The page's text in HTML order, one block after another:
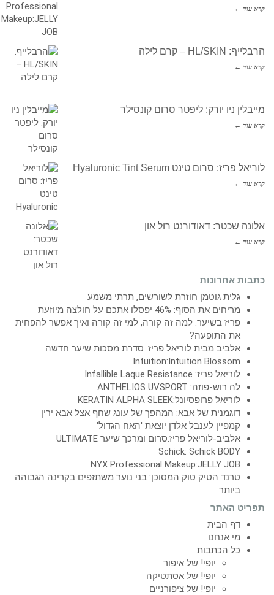
קרא עוד ←
הרבלייף: HL/SKIN – קרם לילה
קרא עוד ←
מייבלין ניו יורק: ליפטר סרום קונסילר
קרא עוד ←
לוריאל פריז: סרום טינט Hyaluronic Tint Serum
קרא עוד ←
אלונה שכטר: דאודורנט רול און
קרא עוד ←
כתבות אחרונות
גלית גוטמן חוזרת לשורשים, תרתי משמע
מריחים את הסוף: 46% יפסלו אתכם על חולצה מיוזעת
פריז בשיער: למה זה קורה, למי זה קורה ואיך אפשר להפחית
את התופעה?
אלביב מבית לוריאל פריז: סדרת מסכות שיער חדשה
Intuition:Intuition Blossom
לוריאל פריז: Infallible Laque Resistance
לה רוש-פוזה: ANTHELIOS UVSPORT
לוריאל פרופסיונל:KERATIN ALPHA SLEEK
דוגמנית של אבא: המהפך של עונג שחף אצל אבא ירין
קמפיין לענבל אלדן יוצאת 'האח הגדול'
אלביב-לוריאל פריז:סרום ומרכך שיער ULTIMATE
Schick: Schick BODY
NYX Professional Makeup:JELLY JOB
טרנד הטיק טוק המסוכן: בני נוער משתזפים בקרינה הגבוהה
ביותר
תפריט האתר
דף הבית
מי אנחנו
כל הכתבות
יופי! של איפור
יופי! של אסתטיקה
יופי! של ציפורניים